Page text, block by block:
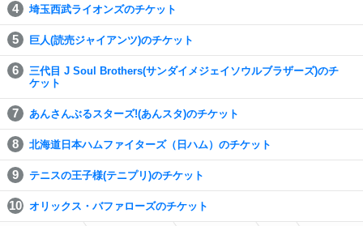
埼玉西武ライオンズのチケット
巨人(読売ジャイアンツ)のチケット
三代目 J Soul Brothers(サンダイメジェイソウルブラザーズ)のチ
ケット
あんさんぶるスターズ!(あんスタ)のチケット
北海道日本ハムファイターズ（日ハム）のチケット
テニスの王子様(テニプリ)のチケット
オリックス・バファローズのチケット